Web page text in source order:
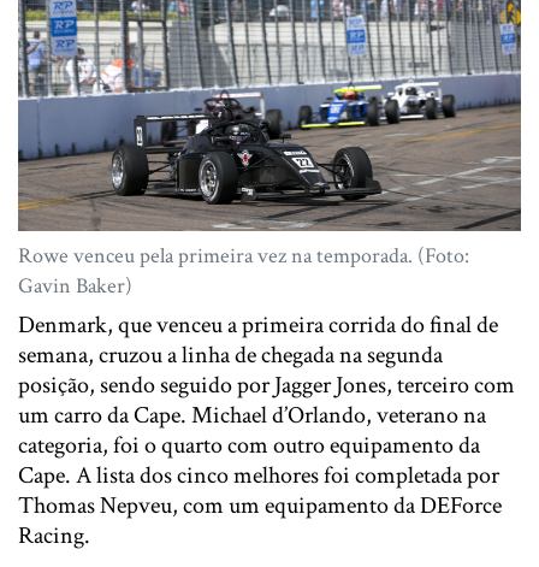
Rowe venceu pela primeira vez na temporada. (Foto:
Gavin Baker)
Denmark, que venceu a primeira corrida do final de
semana, cruzou a linha de chegada na segunda
posição, sendo seguido por Jagger Jones, terceiro com
um carro da Cape. Michael d’Orlando, veterano na
categoria, foi o quarto com outro equipamento da
Cape. A lista dos cinco melhores foi completada por
Thomas Nepveu, com um equipamento da DEForce
Racing.